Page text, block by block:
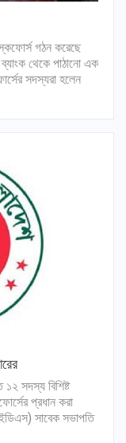
গঠন করেছে
ব্যাংক থেকে পাঠানো এক
সদস্যরা হলেন
সদস্য বিশিষ্ট
প্রধান করা
সাবেক সভাপতি